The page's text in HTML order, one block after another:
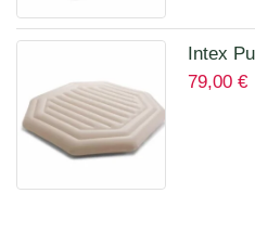
Intex
79,00 €